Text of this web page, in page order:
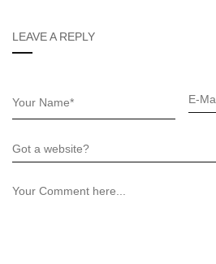
LEAVE A REPLY